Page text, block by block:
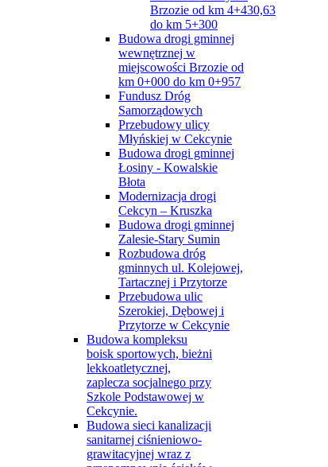
Brzozie od km 4+430,63
do km 5+300
Budowa drogi gminnej
wewnętrznej w
miejscowości Brzozie od
km 0+000 do km 0+957
Fundusz Dróg
Samorządowych
Przebudowy ulicy
Młyńskiej w Cekcynie
Budowa drogi gminnej
Łosiny - Kowalskie
Błota
Modernizacja drogi
Cekcyn – Kruszka
Budowa drogi gminnej
Zalesie-Stary Sumin
Rozbudowa dróg
gminnych ul. Kolejowej,
Tartacznej i Przytorze
Przebudowa ulic
Szerokiej, Dębowej i
Przytorze w Cekcynie
Budowa kompleksu
boisk sportowych, bieżni
lekkoatletycznej,
zaplecza socjalnego przy
Szkole Podstawowej w
Cekcynie.
Budowa sieci kanalizacji
sanitarnej ciśnieniowo-
grawitacyjnej wraz z